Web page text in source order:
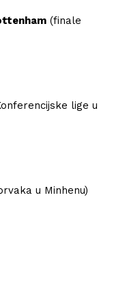
(finale
lige u
u Minhenu)